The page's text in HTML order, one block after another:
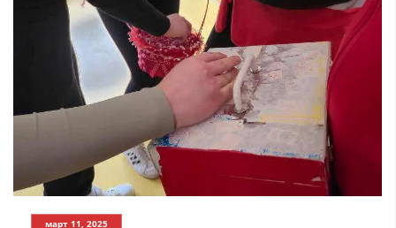
ИСТОРИЈАТ НА ЦКРСМ
ИСТОРИЈАТ НА ДВИЖЕЊЕТО
март 11, 2025